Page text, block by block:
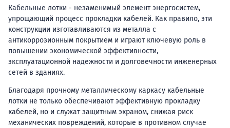
Кабельные лотки - незаменимый элемент энергосистем,
упрощающий процесс прокладки кабелей. Как правило, эти
конструкции изготавливаются из металла с
антикоррозионным покрытием и играют ключевую роль в
повышении экономической эффективности,
эксплуатационной надежности и долговечности инженерных
сетей в зданиях.
Благодаря прочному металлическому каркасу кабельные
лотки не только обеспечивают эффективную прокладку
кабелей, но и служат защитным экраном, снижая риск
механических повреждений, которые в противном случае